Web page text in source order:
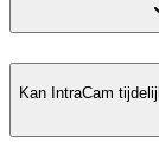
Kan IntraCam